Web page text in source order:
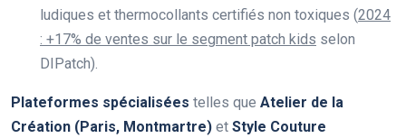
ludiques et thermocollants certifiés non toxiques (2024
: +17% de ventes sur le segment patch kids selon
DIPatch).
Plateformes spécialisées telles que Atelier de la
Création (Paris, Montmartre) et Style Couture